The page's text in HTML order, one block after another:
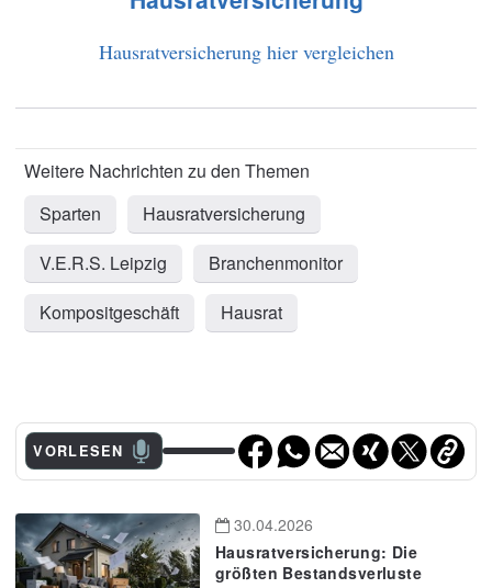
Hausratversicherung hier vergleichen
Sparten
Hausratversicherung
V.E.R.S. Leipzig
Branchenmonitor
Kompositgeschäft
Hausrat
VORLESEN
30.04.2026
Hausratversicherung: Die
größten Bestandsverluste